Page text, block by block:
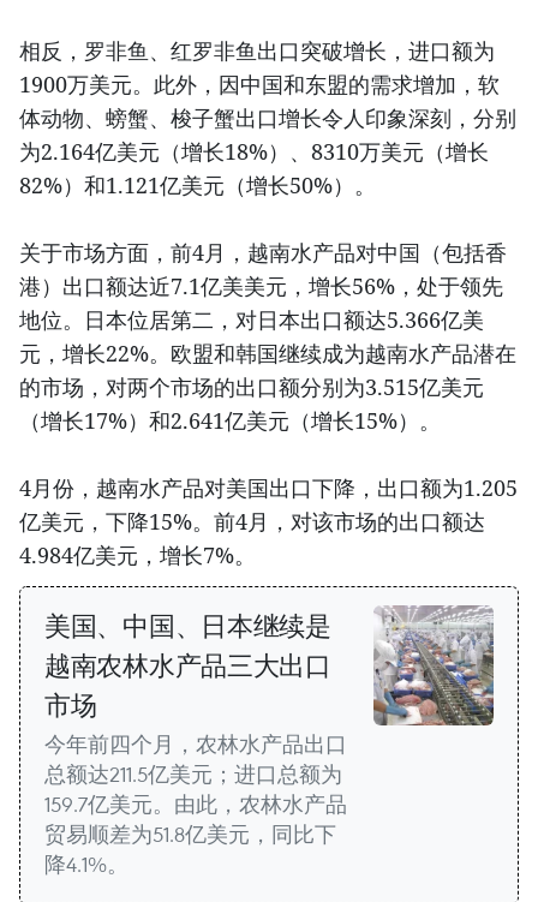
相反，罗非鱼、红罗非鱼出口突破增长，进口额为
1900万美元。此外，因中国和东盟的需求增加，软
体动物、螃蟹、梭子蟹出口增长令人印象深刻，分别
为2.164亿美元（增长18%）、8310万美元（增长
82%）和1.121亿美元（增长50%）。
关于市场方面，前4月，越南水产品对中国（包括香
港）出口额达近7.1亿美美元，增长56%，处于领先
地位。日本位居第二，对日本出口额达5.366亿美
元，增长22%。欧盟和韩国继续成为越南水产品潜在
的市场，对两个市场的出口额分别为3.515亿美元
（增长17%）和2.641亿美元（增长15%）。
4月份，越南水产品对美国出口下降，出口额为1.205
亿美元，下降15%。前4月，对该市场的出口额达
4.984亿美元，增长7%。
美国、中国、日本继续是
越南农林水产品三大出口
市场
今年前四个月，农林水产品出口
总额达211.5亿美元；进口总额为
159.7亿美元。由此，农林水产品
贸易顺差为51.8亿美元，同比下
降4.1%。